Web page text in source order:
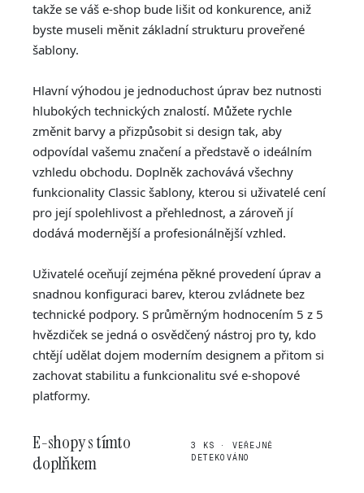
takže se váš e-shop bude lišit od konkurence, aniž
byste museli měnit základní strukturu proveřené
šablony.
Hlavní výhodou je jednoduchost úprav bez nutnosti
hlubokých technických znalostí. Můžete rychle
změnit barvy a přizpůsobit si design tak, aby
odpovídal vašemu značení a představě o ideálním
vzhledu obchodu. Doplněk zachovává všechny
funkcionality Classic šablony, kterou si uživatelé cení
pro její spolehlivost a přehlednost, a zároveň jí
dodává modernější a profesionálnější vzhled.
Uživatelé oceňují zejména pěkné provedení úprav a
snadnou konfiguraci barev, kterou zvládnete bez
technické podpory. S průměrným hodnocením 5 z 5
hvězdiček se jedná o osvědčený nástroj pro ty, kdo
chtějí udělat dojem moderním designem a přitom si
zachovat stabilitu a funkcionalitu své e-shopové
platformy.
E-shopy s tímto
doplňkem
3 KS · VEŘEJNĚ
DETEKOVÁNO